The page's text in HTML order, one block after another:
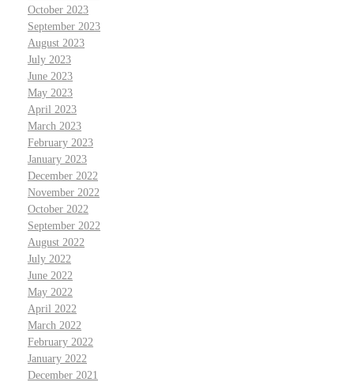
October 2023
September 2023
August 2023
July 2023
June 2023
May 2023
April 2023
March 2023
February 2023
January 2023
December 2022
November 2022
October 2022
September 2022
August 2022
July 2022
June 2022
May 2022
April 2022
March 2022
February 2022
January 2022
December 2021